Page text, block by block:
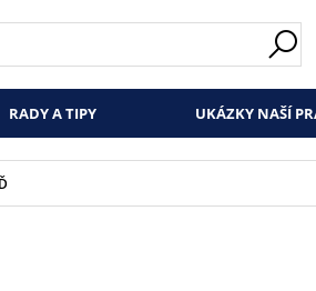
RADY A TIPY UKÁZKY NAŠÍ